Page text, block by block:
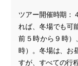
ツアー開催時期：
れば、冬場でも可
前５時から９時）
時）。冬場は、お
すが、すべての行